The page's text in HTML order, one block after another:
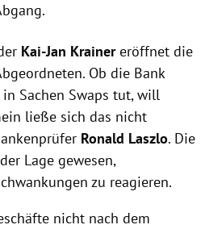
Kai-Jan Krainereröffnet die
Ob die Bank
Sachen Swaps tut, will
ließe sich das nicht
Ronald Laszlo. Die
Lage gewesen,
zu reagieren.
nicht nach dem